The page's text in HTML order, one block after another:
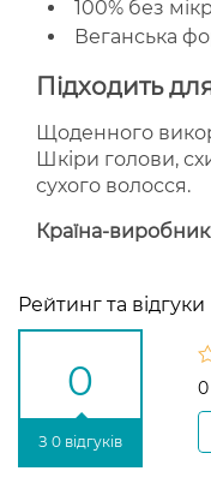
100% без
Веганська
Підходить
Щоденного
Шкіри голови,
сухого волосся.
Країна-
Рейтинг та відгуки
0
З 0 відгуків
0